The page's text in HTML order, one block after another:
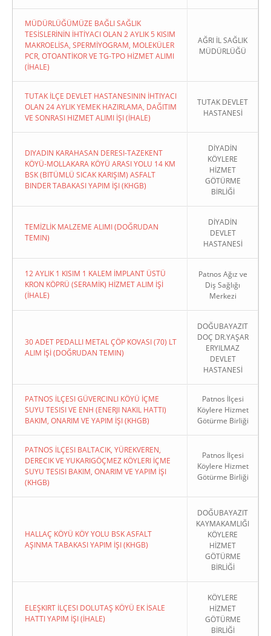
MÜDÜRLÜĞÜMÜZE BAĞLI SAĞLIK
TESİSLERİNİN İHTİYACI OLAN 2 AYLIK 5 KISIM
MAKROELİSA, SPERMİYOGRAM, MOLEKÜLER
PCR, OTOANTİKOR VE TG-TPO HİZMET ALIMI
(İHALE)
AĞRI İL SAĞLIK
MÜDÜRLÜĞÜ
TUTAK İLÇE DEVLET HASTANESININ İHTIYACI
OLAN 24 AYLIK YEMEK HAZIRLAMA, DAĞITIM
VE SONRASI HIZMET ALIMI İŞI (İHALE)
TUTAK DEVLET
HASTANESİ
DIYADIN KARAHASAN DERESI-TAZEKENT
KÖYÜ-MOLLAKARA KÖYÜ ARASI YOLU 14 KM
BSK (BITÜMLÜ SICAK KARIŞIM) ASFALT
BINDER TABAKASI YAPIM İŞI (KHGB)
DİYADİN
KÖYLERE
HİZMET
GÖTÜRME
BİRLİĞİ
TEMİZLİK MALZEME ALIMI (DOĞRUDAN
TEMIN)
DİYADİN
DEVLET
HASTANESİ
12 AYLIK 1 KISIM 1 KALEM İMPLANT ÜSTÜ
KRON KÖPRÜ (SERAMİK) HİZMET ALIM İŞİ
(İHALE)
Patnos Ağız ve
Diş Sağlığı
Merkezi
30 ADET PEDALLI METAL ÇÖP KOVASI (70) LT
ALIM İŞİ (DOĞRUDAN TEMIN)
DOĞUBAYAZIT
DOÇ DR.YAŞAR
ERYILMAZ
DEVLET
HASTANESİ
PATNOS İLÇESI GÜVERCINLI KÖYÜ İÇME
SUYU TESISI VE ENH (ENERJI NAKIL HATTI)
BAKIM, ONARIM VE YAPIM İŞI (KHGB)
Patnos İlçesi
Köylere Hizmet
Götürme Birliği
PATNOS İLÇESI BALTACIK, YÜREKVEREN,
DERECIK VE YUKARIGÖÇMEZ KÖYLERI İÇME
SUYU TESISI BAKIM, ONARIM VE YAPIM İŞI
(KHGB)
Patnos İlçesi
Köylere Hizmet
Götürme Birliği
HALLAÇ KÖYÜ KÖY YOLU BSK ASFALT
AŞINMA TABAKASI YAPIM İŞI (KHGB)
DOĞUBAYAZIT
KAYMAKAMLIĞI
KÖYLERE
HİZMET
GÖTÜRME
BİRLİĞİ
ELEŞKIRT İLÇESI DOLUTAŞ KÖYÜ EK İSALE
HATTI YAPIM İŞI (İHALE)
KÖYLERE
HİZMET
GÖTÜRME
BİRLİĞİ